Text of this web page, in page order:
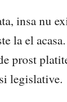
insa nu
la el
prost
legislative.